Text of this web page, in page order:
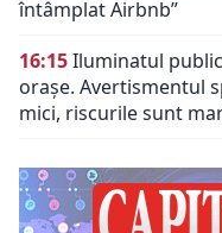
întâmplat Airbnb”
16:15Iluminatul
orașe. Avertismentul
mici, riscurile sunt